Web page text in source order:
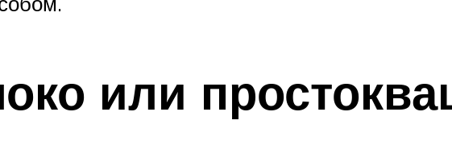
или